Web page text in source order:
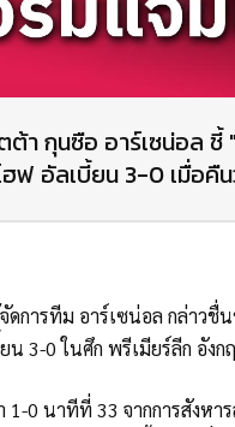
ต้า กุนซือ อาร์เซน่อล
ฟ อัลเบี้ยน 3-0 เมื่อคื
ดการทีม อาร์เซน่อล กล่าว
น 3-0 ในศึก พรีเมียร์ลีก อัง
1-0 นาทีที่ 33 จากการสังห